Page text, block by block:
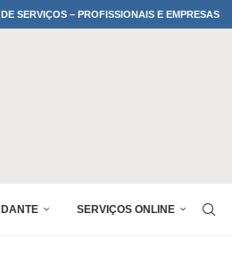
SERVIÇOS – PROFISSIONAIS E EMPRESAS
SERVIÇOS ONLINE